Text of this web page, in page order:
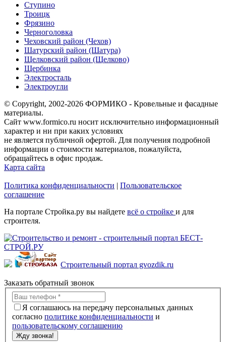
Ступино
Троицк
Фрязино
Черноголовка
Чеховский район (Чехов)
Шатурский район (Шатура)
Щелковский район (Щелково)
Щербинка
Электросталь
Электроугли
© Copyright, 2002-2026 ФОРМИКО - Кровельные и фасадные
материалы.
Сайт www.formico.ru носит исключительно информационный
характер и ни при каких условиях
не является публичной офертой. Для получения подробной
информации о стоимости материалов, пожалуйста,
обращайтесь в офис продаж.
Карта сайта
Политика конфиденциальности | Пользовательское
соглашение
На портале Стройка.ру вы найдете всё о стройке и для
строителя.
Строительный портал gvozdik.ru
Заказать обратный звонок
Я соглашаюсь на передачу персональных данных
согласно политике конфиденциальности и
пользовательскому соглашению
Жду звонка!